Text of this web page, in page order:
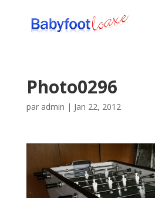
Photo0296
par admin | Jan 22, 2012